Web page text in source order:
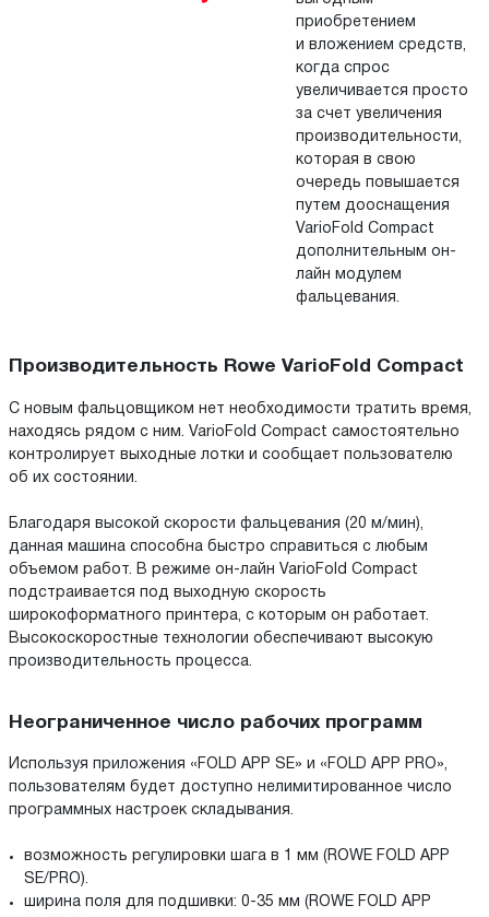
приобретением
и вложением средств,
когда спрос
увеличивается просто
за счет увеличения
производительности,
которая в свою
очередь повышается
путем дооснащения
VarioFold Compact
дополнительным он-
лайн модулем
фальцевания.
Производительность Rowe VarioFold Compact
С новым фальцовщиком нет необходимости тратить время,
находясь рядом с ним. VarioFold Compact самостоятельно
контролирует выходные лотки и сообщает пользователю
об их состоянии.
Благодаря высокой скорости фальцевания (20 м/мин),
данная машина способна быстро справиться с любым
объемом работ. В режиме он-лайн VarioFold Compact
подстраивается под выходную скорость
широкоформатного принтера, с которым он работает.
Высокоскоростные технологии обеспечивают высокую
производительность процесса.
Неограниченное число рабочих программ
Используя приложения «FOLD APP SE» и «FOLD APP PRO»,
пользователям будет доступно нелимитированное число
программных настроек складывания.
возможность регулировки шага в 1 мм (ROWE FOLD APP
SE/PRO).
ширина поля для подшивки: 0-35 мм (ROWE FOLD APP